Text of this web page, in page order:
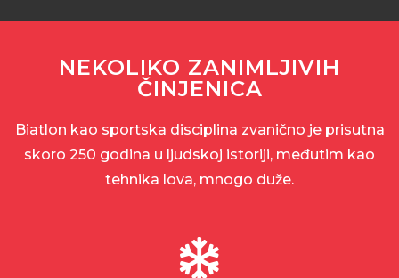
NEKOLIKO ZANIMLJIVIH
ČINJENICA
Biatlon kao sportska disciplina zvanično je prisutna
skoro 250 godina u ljudskoj istoriji, međutim kao
tehnika lova, mnogo duže.